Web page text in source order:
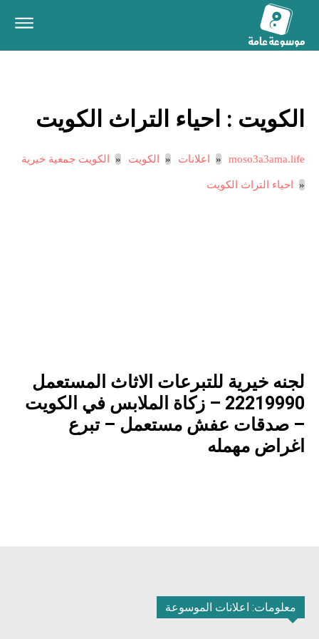
الكويت : احياء التراث الكويت
moso3a3ama.life اعلانات الكويت الكويت جمعية خيرية
احياء التراث الكويت
لجنه خيرية للتبرعات الاثاث المستعمل
22219990 – زكاة الملابس في الكويت
– صدقات عفش مستعمل – تبرع
اغراض مهمله
معلومات: اعلانات الموسوعة